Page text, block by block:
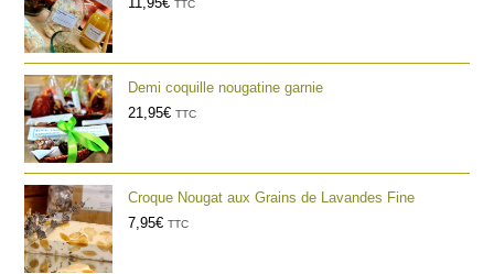
TTC
Demi coquille nougatine garnie
21,95€ TTC
Croque Nougat aux Grains de Lavandes Fine
7,95€ TTC